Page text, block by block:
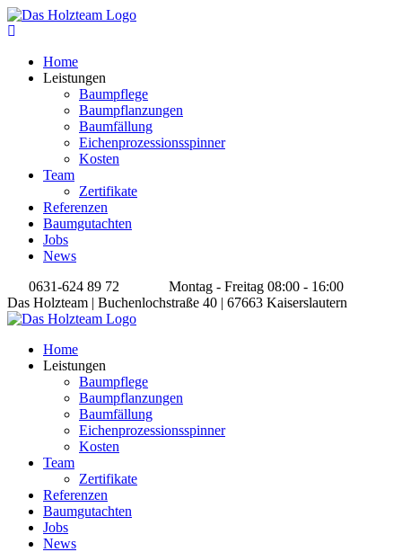
Home
Leistungen
Baumpflege
Baumpflanzungen
Baumfällung
Eichenprozessionsspinner
Kosten
Team
Zertifikate
Referenzen
Baumgutachten
Jobs
News
0631-624 89 72
Montag - Freitag 08:00 - 16:00
Das Holzteam | Buchenlochstraße 40 | 67663 Kaiserslautern
Home
Leistungen
Baumpflege
Baumpflanzungen
Baumfällung
Eichenprozessionsspinner
Kosten
Team
Zertifikate
Referenzen
Baumgutachten
Jobs
News